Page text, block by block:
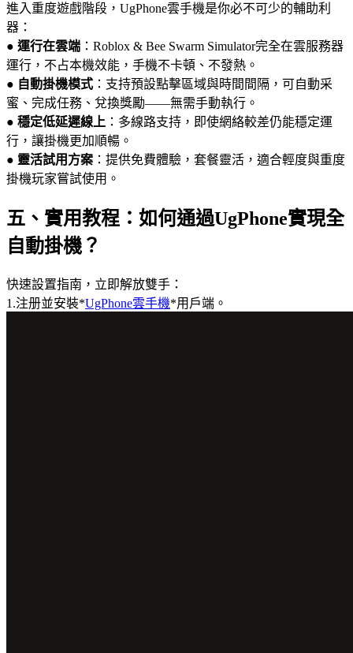
進入重度遊戲階段，UgPhone雲手機是你必不可少的輔助利
器：
● 運行在雲端 ：Roblox & Bee Swarm Simulator完全在雲服務器
運行，不占本機效能，手機不卡頓、不發熱。
● 自動掛機模式 ：支持預設點擊區域與時間間隔，可自動采
蜜、完成任務、兌換獎勵——無需手動執行。
● 穩定低延遲線上 ：多線路支持，即使網絡較差仍能穩定運
行，讓掛機更加順暢。
● 靈活試用方案 ：提供免費體驗，套餐靈活，適合輕度與重度
掛機玩家嘗試使用。
五、實用教程：如何通過UgPhone實現全
自動掛機？
快速設置指南，立即解放雙手：
1.注册並安裝*UgPhone雲手機*用戶端。